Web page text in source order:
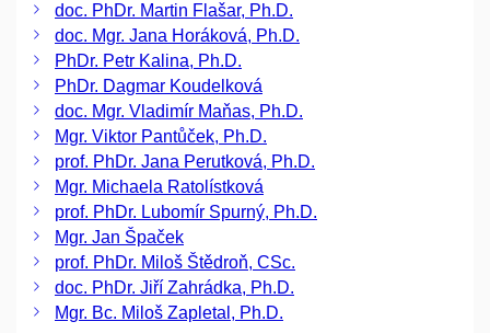
doc. PhDr. Martin Flašar, Ph.D.
doc. Mgr. Jana Horáková, Ph.D.
PhDr. Petr Kalina, Ph.D.
PhDr. Dagmar Koudelková
doc. Mgr. Vladimír Maňas, Ph.D.
Mgr. Viktor Pantůček, Ph.D.
prof. PhDr. Jana Perutková, Ph.D.
Mgr. Michaela Ratolístková
prof. PhDr. Lubomír Spurný, Ph.D.
Mgr. Jan Špaček
prof. PhDr. Miloš Štědroň, CSc.
doc. PhDr. Jiří Zahrádka, Ph.D.
Mgr. Bc. Miloš Zapletal, Ph.D.